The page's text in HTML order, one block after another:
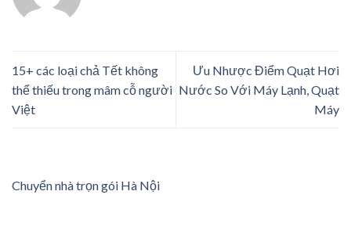
15+ các loại chả Tết không
thể thiếu trong mâm cỗ người
Việt
Ưu Nhược Điểm Quạt Hơi
Nước So Với Máy Lạnh, Quạt
Máy
Chuyển nhà trọn gói Hà Nội